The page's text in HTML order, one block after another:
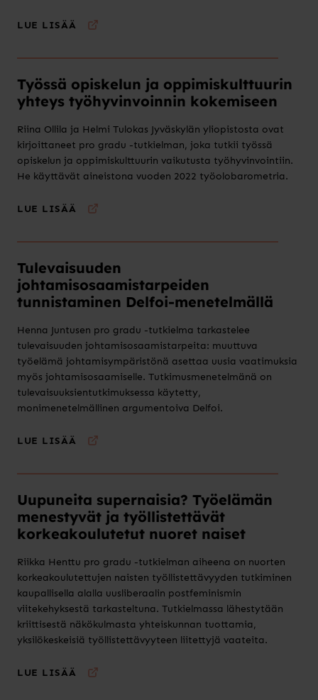
LUE LISÄÄ
Työssä opiskelun ja oppimiskulttuurin
yhteys työhyvinvoinnin kokemiseen
Riina Ollila ja Helmi Tulokas Jyväskylän yliopistosta ovat
kirjoittaneet pro gradu -tutkielman, joka tutkii työssä
opiskelun ja oppimiskulttuurin vaikutusta työhyvinvointiin.
He käyttävät aineistona vuoden 2022 työolobarometria.
LUE LISÄÄ
Tulevaisuuden
johtamisosaamistarpeiden
tunnistaminen Delfoi-menetelmällä
Henna Juntusen pro gradu -tutkielma tarkastelee
tulevaisuuden johtamisosaamistarpeita: muuttuva
työelämä johtamisympäristönä asettaa uusia vaatimuksia
myös johtamisosaamiselle. Tutkimusmenetelmänä on
tulevaisuuksientutkimuksessa käytetty,
monimenetelmällinen argumentoiva Delfoi.
LUE LISÄÄ
Uupuneita supernaisia? Työelämän
menestyvät ja työllistettävät
korkeakoulutetut nuoret naiset
Riikka Henttu pro gradu -tutkielman aiheena on nuorten
korkeakoulutettujen naisten työllistettävyyden tutkiminen
kaupallisella alalla uusliberaalin postfeminismin
viitekehyksestä tarkasteltuna. Tutkielmassa lähestytään
kriittisestä näkökulmasta yhteiskunnan tuottamia,
yksilökeskeisiä työllistettävyyteen liitettyjä vaateita.
LUE LISÄÄ